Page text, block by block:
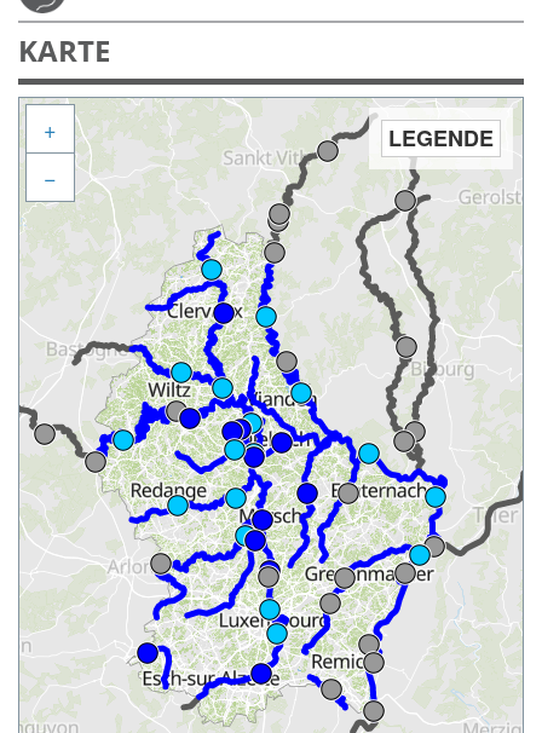
KARTE
LEGENDE
+
−